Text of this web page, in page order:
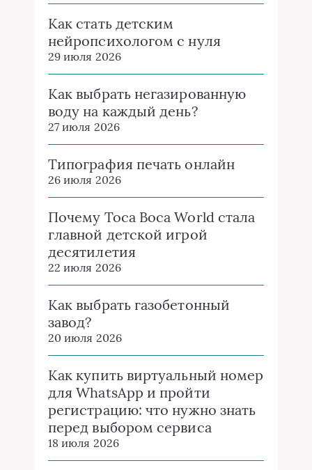
Как стать детским
нейропсихологом с нуля
29 июля 2026
Как выбрать негазированную
воду на каждый день?
27 июля 2026
Типография печать онлайн
26 июля 2026
Почему Toca Boca World стала
главной детской игрой
десятилетия
22 июля 2026
Как выбрать газобетонный
завод?
20 июля 2026
Как купить виртуальный номер
для WhatsApp и пройти
регистрацию: что нужно знать
перед выбором сервиса
18 июля 2026